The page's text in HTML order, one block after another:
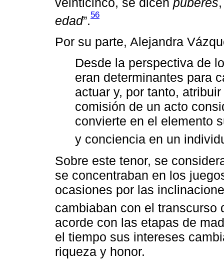
edad”.56
Por su parte, Alejandra
Desde la perspectiva de
eran determinantes para
actuar y, por tanto,
comisión de un acto
convierte en el elemento
y conciencia en un
Sobre este tenor, se
se concentraban en los
ocasiones por las
cambiaban con el transcurso
acorde con las etapas de
el tiempo sus intereses
riqueza y honor.